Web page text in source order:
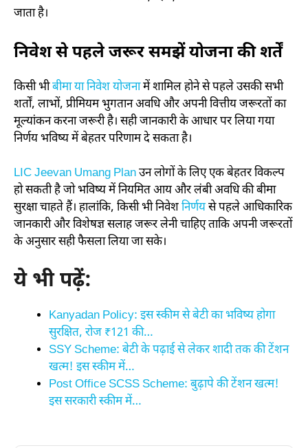
जाता है।
निवेश से पहले जरूर समझें योजना की शर्तें
किसी भीबीमा या निवेश योजनामें शामिल होने से पहले उसकी सभी
शर्तों, लाभों, प्रीमियम भुगतान अवधि और अपनी वित्तीय जरूरतों का
मूल्यांकन करना जरूरी है। सही जानकारी के आधार पर लिया गया
निर्णय भविष्य में बेहतर परिणाम दे सकता है।
LIC Jeevan Umang Planउन लोगों के लिए एक बेहतर विकल्प
हो सकती है जो भविष्य में नियमित आय और लंबी अवधि की बीमा
सुरक्षा चाहते हैं। हालांकि, किसी भी निवेशनिर्णयसे पहले आधिकारिक
जानकारी और विशेषज्ञ सलाह जरूर लेनी चाहिए ताकि अपनी जरूरतों
के अनुसार सही फैसला लिया जा सके।
ये भी पढ़ें:
Kanyadan Policy: इस स्कीम से बेटी का भविष्य होगा
सुरक्षित, रोज ₹121 की…
SSY Scheme: बेटी के पढ़ाई से लेकर शादी तक की टेंशन
खत्म! इस स्कीम में…
Post Office SCSS Scheme: बुढ़ापे की टेंशन खत्म!
इस सरकारी स्कीम में…